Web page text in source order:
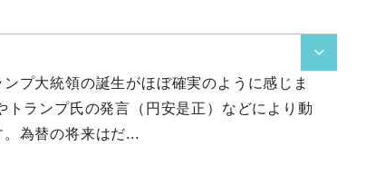

プ大統領の誕生がほぼ確実のように感じま
ランプ氏の発言（円安是正）などにより動
為替の将来はだ...